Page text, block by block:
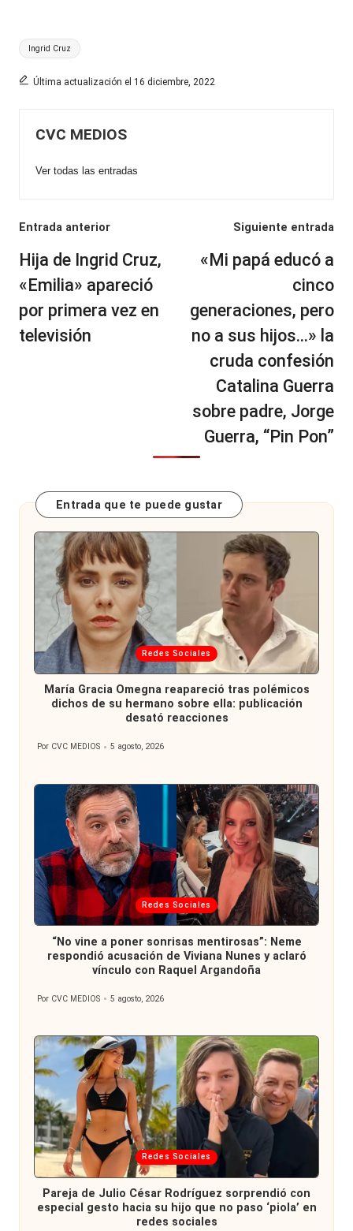
Etiquetas:
Ingrid Cruz
Última actualización el 16 diciembre, 2022
CVC MEDIOS
Ver todas las entradas
Navegación
de
entradas
Entrada anterior
Hija de Ingrid Cruz,
«Emilia» apareció
por primera vez en
televisión
Siguiente entrada
«Mi papá educó a
cinco
generaciones, pero
no a sus hijos…» la
cruda confesión
Catalina Guerra
sobre padre, Jorge
Guerra, “Pin Pon”
Entrada que te puede gustar
Publicada
en
Redes Sociales
María Gracia Omegna reapareció tras polémicos
dichos de su hermano sobre ella: publicación
desató reacciones
Publicado
Por CVC MEDIOS 5 agosto, 2026
Publicada
en
Redes Sociales
“No vine a poner sonrisas mentirosas”: Neme
respondió acusación de Viviana Nunes y aclaró
vínculo con Raquel Argandoña
Publicado
Por CVC MEDIOS 5 agosto, 2026
Publicada
en
Redes Sociales
Pareja de Julio César Rodríguez sorprendió con
especial gesto hacia su hijo que no paso ‘piola’ en
redes sociales